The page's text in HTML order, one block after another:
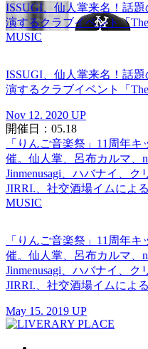
ISSUGI、仙人掌来名！話
演するクラブイベント「
MUSIC
ISSUGI、仙人掌来名！話
演するクラブイベント「
Nov 12. 2020 UP
開催日：05.18
「りんご音楽祭」11周年
催。仙人掌、呂布カルマ、
Jinmenusagi、ハバナイ、ク
JIRRI.、社交酒場イムによ
MUSIC
「りんご音楽祭」11周年
催。仙人掌、呂布カルマ、
Jinmenusagi、ハバナイ、ク
JIRRI.、社交酒場イムによ
May 15. 2019 UP